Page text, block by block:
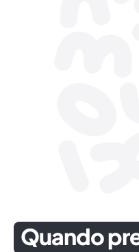
Quando